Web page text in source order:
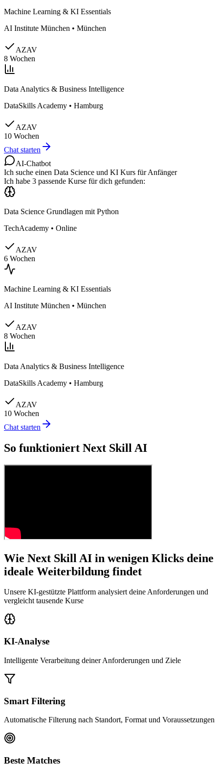
Machine Learning & KI Essentials
AI Institute München • München
AZAV
8 Wochen
Data Analytics & Business Intelligence
DataSkills Academy • Hamburg
AZAV
10 Wochen
Chat starten
AI-Chatbot
Ich suche einen Data Science und KI Kurs für Anfänger
Ich habe 3 passende Kurse für dich gefunden:
Data Science Grundlagen mit Python
TechAcademy • Online
AZAV
6 Wochen
Machine Learning & KI Essentials
AI Institute München • München
AZAV
8 Wochen
Data Analytics & Business Intelligence
DataSkills Academy • Hamburg
AZAV
10 Wochen
Chat starten
So funktioniert Next Skill AI
Wie Next Skill AI in wenigen Klicks deine
ideale Weiterbildung findet
Unsere KI-gestützte Plattform analysiert deine Anforderungen und
vergleicht tausende Kurse
KI-Analyse
Intelligente Verarbeitung deiner Anforderungen und Ziele
Smart Filtering
Automatische Filterung nach Standort, Format und Voraussetzungen
Beste Matches